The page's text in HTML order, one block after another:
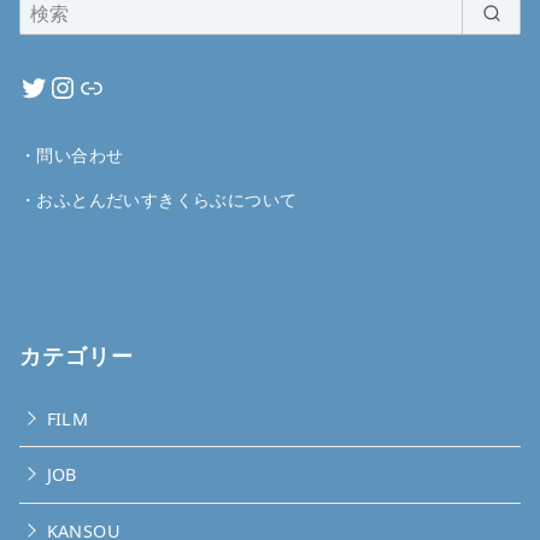
・ 問い合わせ
・ おふとんだいすきくらぶについて
カテゴリー
FILM
JOB
KANSOU